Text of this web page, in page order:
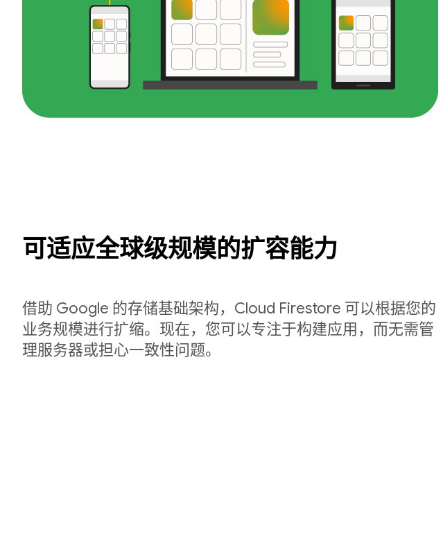
可适应全球级规模的扩容能力
借助 Google 的存储基础架构，Cloud Firestore 可以根据您的
业务规模进行扩缩。现在，您可以专注于构建应用，而无需管
理服务器或担心一致性问题。